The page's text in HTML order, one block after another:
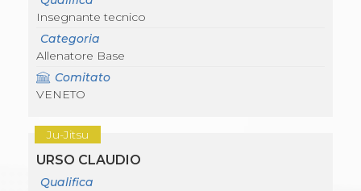
Insegnante tecnico
Categoria
Allenatore Base
Comitato
VENETO
Ju-Jitsu
URSO CLAUDIO
Qualifica